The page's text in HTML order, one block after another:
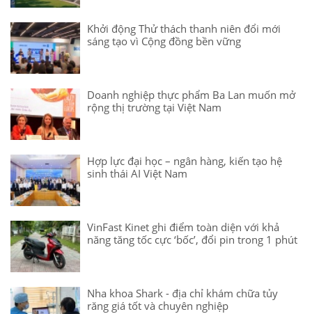
Khởi động Thử thách thanh niên đổi mới
sáng tạo vì Cộng đồng bền vững
Doanh nghiệp thực phẩm Ba Lan muốn mở
rộng thị trường tại Việt Nam
Hợp lực đại học – ngân hàng, kiến tạo hệ
sinh thái AI Việt Nam
VinFast Kinet ghi điểm toàn diện với khả
năng tăng tốc cực ‘bốc’, đổi pin trong 1 phút
Nha khoa Shark - địa chỉ khám chữa tủy
răng giá tốt và chuyên nghiệp